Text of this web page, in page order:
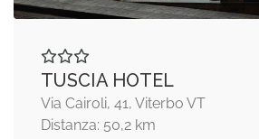
TUSCIA HOTEL
Via Cairoli, 41, Viterbo VT
Distanza: 50,2 km